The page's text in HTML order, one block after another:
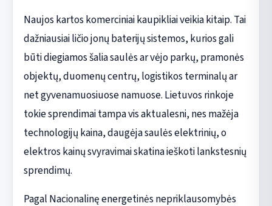
Naujos kartos komerciniai kaupikliai veikia kitaip. Tai
dažniausiai ličio jonų baterijų sistemos, kurios gali
būti diegiamos šalia saulės ar vėjo parkų, pramonės
objektų, duomenų centrų, logistikos terminalų ar
net gyvenamuosiuose namuose. Lietuvos rinkoje
tokie sprendimai tampa vis aktualesni, nes mažėja
technologijų kaina, daugėja saulės elektrinių, o
elektros kainų svyravimai skatina ieškoti lankstesnių
sprendimų.
Pagal Nacionalinę energetinės nepriklausomybės